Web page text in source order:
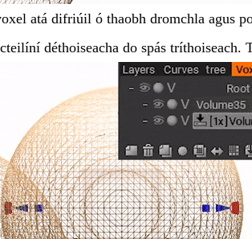
atá difriúil ó thaobh dromchla agus
déthoiseacha do spás